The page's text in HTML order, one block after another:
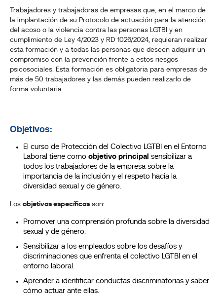
Trabajadores y trabajadoras de empresas que, en el marco de
la implantación de su Protocolo de actuación para la atención
del acoso o la violencia contra las personas LGTBI y en
cumplimiento de Ley 4/2023 y RD 1026/2024, requieran realizar
esta formación y a todas las personas que deseen adquirir un
compromiso con la prevención frente a estos riesgos
psicosociales. Esta formación es obligatoria para empresas de
más de 50 trabajadores y las demás pueden realizarlo de
forma voluntaria.
Objetivos:
El curso de Protección del Colectivo LGTBI en el Entorno
Laboral tiene como objetivo principal sensibilizar a
todos los trabajadores de la empresa sobre la
importancia de la inclusión y el respeto hacia la
diversidad sexual y de género.
Los objetivos específicos son:
Promover una comprensión profunda sobre la diversidad
sexual y de género.
Sensibilizar a los empleados sobre los desafíos y
discriminaciones que enfrenta el colectivo LGTBI en el
entorno laboral.
Aprender a identificar conductas discriminatorias y saber
cómo actuar ante ellas.